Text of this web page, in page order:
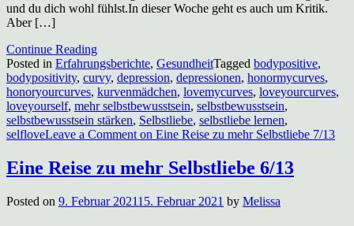
und du dich wohl fühlst.In dieser Woche geht es auch um Kritik.
Aber […]
Continue Reading
Posted in Erfahrungsberichte, GesundheitTagged bodypositive,
bodypositivity, curvy, depression, depressionen, honormycurves,
honoryourcurves, kurvenmädchen, lovemycurves, loveyourcurves,
loveyourself, mehr selbstbewusstsein, selbstbewusstsein,
selbstbewusstsein stärken, Selbstliebe, selbstliebe lernen,
selfloveLeave a Comment on Eine Reise zu mehr Selbstliebe 7/13
Eine Reise zu mehr Selbstliebe 6/13
Posted on 9. Februar 202115. Februar 2021 by Melissa